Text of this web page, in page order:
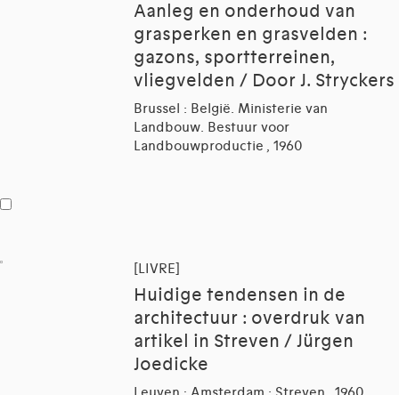
Aanleg en onderhoud van
grasperken en grasvelden :
gazons, sportterreinen,
vliegvelden / Door J. Stryckers
Brussel : België. Ministerie van
Landbouw. Bestuur voor
Landbouwproductie , 1960
[LIVRE]
Huidige tendensen in de
architectuur : overdruk van
artikel in Streven / Jürgen
Joedicke